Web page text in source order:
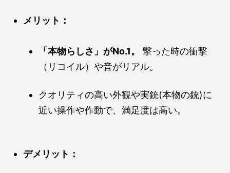
メリット：
「本物らしさ」がNo.1。
撃った時の衝撃
（リコイル）や音がリアル。
クオリティの高い外観や実銃(本物の銃)に
近い操作や作動で、満足度は高い。
デメリット：